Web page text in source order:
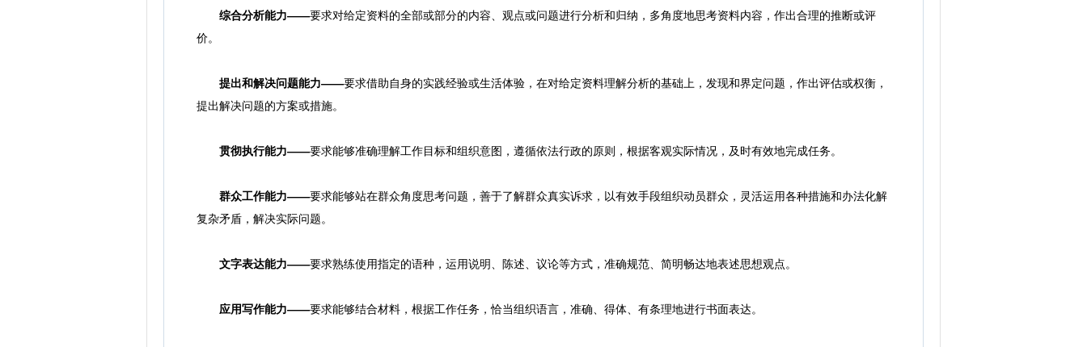
综合分析能力——要求对给定资料的全部或部分的内容、观点或问题进行分析和归纳，多角度地思考资料内容，作出合理的推断或评
价。
提出和解决问题能力——要求借助自身的实践经验或生活体验，在对给定资料理解分析的基础上，发现和界定问题，作出评估或权衡，
提出解决问题的方案或措施。
贯彻执行能力——要求能够准确理解工作目标和组织意图，遵循依法行政的原则，根据客观实际情况，及时有效地完成任务。
群众工作能力——要求能够站在群众角度思考问题，善于了解群众真实诉求，以有效手段组织动员群众，灵活运用各种措施和办法化解
复杂矛盾，解决实际问题。
文字表达能力——要求熟练使用指定的语种，运用说明、陈述、议论等方式，准确规范、简明畅达地表述思想观点。
应用写作能力——要求能够结合材料，根据工作任务，恰当组织语言，准确、得体、有条理地进行书面表达。